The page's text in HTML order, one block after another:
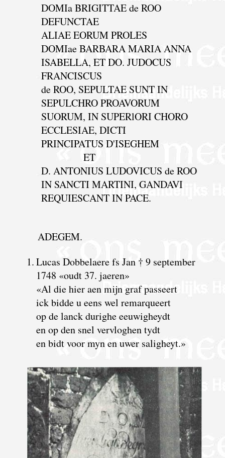
DOMIa BRIGITTAE de ROO
DEFUNCTAE
ALIAE EORUM PROLES
DOMIae BARBARA MARIA ANNA
ISABELLA, ET DO. JUDOCUS
FRANCISCUS
de ROO, SEPULTAE SUNT IN
SEPULCHRO PROAVORUM
SUORUM, IN SUPERlORI CHORO
ECCLESIAE, DICTI
PRINCIPATUS D'ISEGHEM
ET
D. ANTONIUS LUDOVICUS de ROO
IN SANCTI MARTINI, GANDAVI
REQUIESCANT IN PACE.
ADEGEM.
1.Lucas Dobbelaere fs Jan † 9 september
1748 «oudt 37. jaeren»
«Al die hier aen mijn graf passeert
ick bidde u eens wel remarqueert
op de lanck durighe eeuwigheydt
en op den snel vervloghen tydt
en bidt voor myn en uwer saligheyt.»